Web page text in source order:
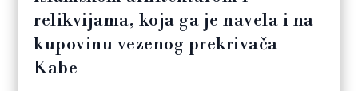
relikvijama, koja ga je navela i na
kupovinu vezenog prekrivača
Kabe